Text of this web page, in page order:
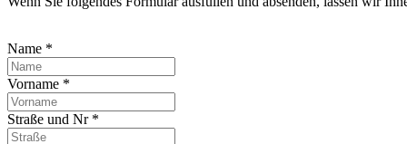
Name *
Vorname *
Straße und Nr *